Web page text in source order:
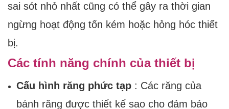
sai sót nhỏ nhất cũng có thể gây ra thời gian
ngừng hoạt động tốn kém hoặc hỏng hóc thiết
bị.
Các tính năng chính của thiết bị
Cấu hình răng phức tạp: Các răng của
bánh răng được thiết kế sao cho đảm bảo